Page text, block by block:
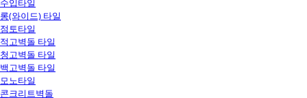
수입타일
롱(와이드) 타일
점토타일
적고벽돌 타일
청고벽돌 타일
백고벽돌 타일
모노타일
콘크리트벽돌